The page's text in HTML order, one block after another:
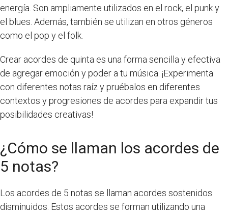
energía. Son ampliamente utilizados en el rock, el punk y
el blues. Además, también se utilizan en otros géneros
como el pop y el folk.
Crear acordes de quinta es una forma sencilla y efectiva
de agregar emoción y poder a tu música. ¡Experimenta
con diferentes notas raíz y pruébalos en diferentes
contextos y progresiones de acordes para expandir tus
posibilidades creativas!
¿Cómo se llaman los acordes de
5 notas?
Los acordes de 5 notas se llaman acordes sostenidos
disminuidos. Estos acordes se forman utilizando una